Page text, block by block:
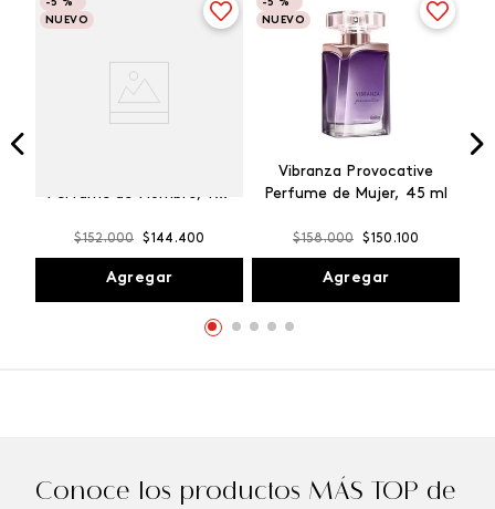
-5 %
NUEVO
Perfume de Hombre, 100
$152.000 $144 .400
Agregar
-5 %
NUEVO
Vibranza Provocative
Perfume de Mujer, 45 ml
$158.000 $150 .100
Agregar
Conoce los productos MÁS TOP de